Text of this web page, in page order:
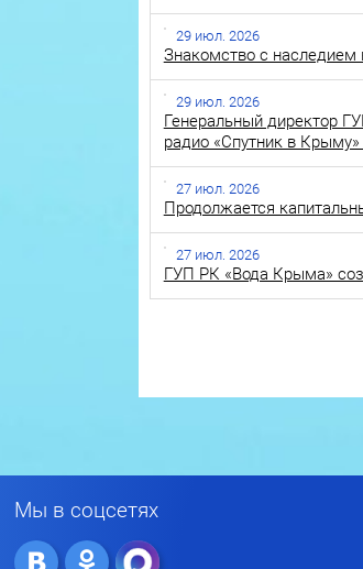
29 июл. 2026
Знакомство с наследием
29 июл. 2026
Генеральный директор
радио «Спутник в
27 июл. 2026
Продолжается
27 июл. 2026
ГУП РК «Вода Крыма»
Мы в соцсетях